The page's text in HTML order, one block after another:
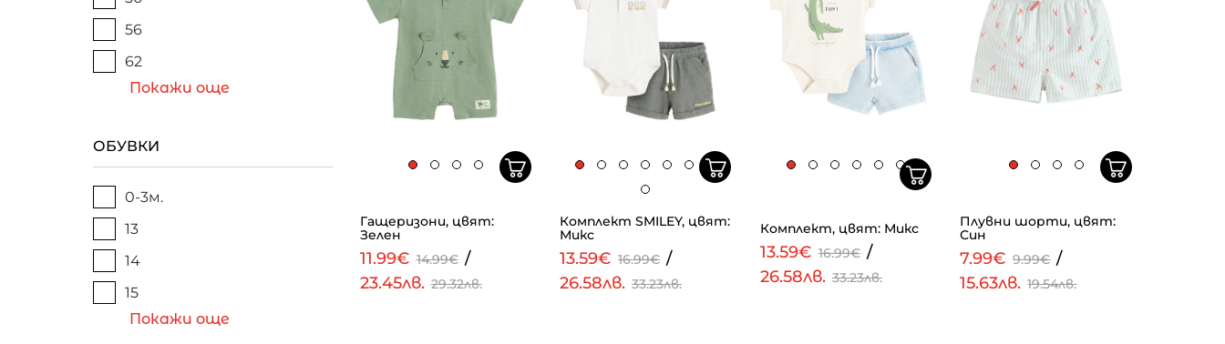
56
62
Покажи още
ОБУВКИ
0-3м.
13
14
15
Покажи още
Гащеризони, цвят:
Зелен
11.99€ 14.99€ /
23.45лв. 29.32лв.
Комплект SMILEY, цвят:
Микс
13.59€ 16.99€ /
26.58лв. 33.23лв.
Комплект, цвят: Микс
13.59€ 16.99€ /
26.58лв. 33.23лв.
Плувни шорти, цвят:
Син
7.99€ 9.99€ /
15.63лв. 19.54лв.